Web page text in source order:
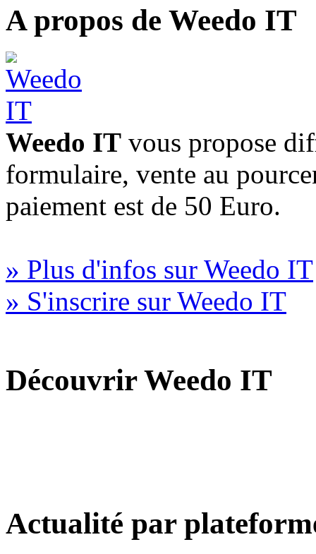
A propos de Weedo IT
Weedo IT vous propose
formulaire, vente au
paiement est de 50 Euro.
» Plus d'infos sur Weedo IT
» S'inscrire sur Weedo IT
Découvrir Weedo IT
Actualité par